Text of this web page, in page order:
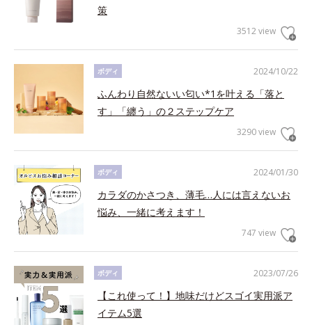
策
3512 view
2024/10/22
ボディ
ふんわり自然ないい匂い*1を叶える「落と
す」「纏う」の２ステップケア
3290 view
2024/01/30
ボディ
カラダのかさつき、薄毛…人には言えないお
悩み、一緒に考えます！
747 view
2023/07/26
ボディ
【これ使って！】地味だけどスゴイ実用派ア
イテム5選